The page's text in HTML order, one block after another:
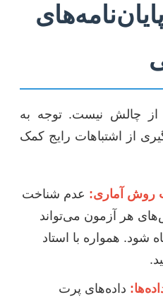
از چالش نیست. توجه به
از اشتباهات رایج کمک
روش آماری: عدم شناخت
هر آزمون می‌تواند
شود. همواره با استاد
داده‌های پرت